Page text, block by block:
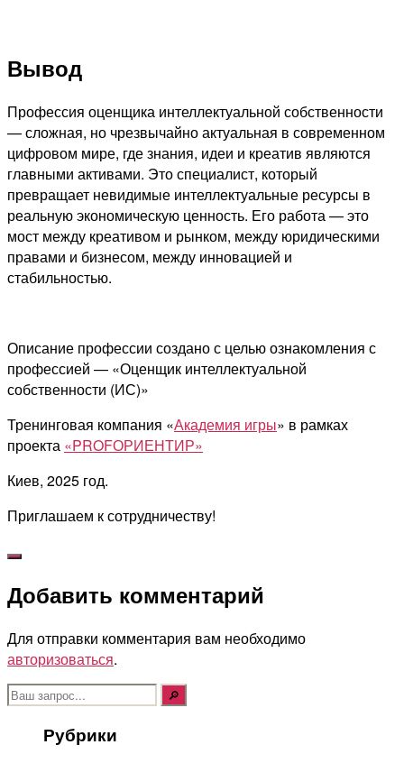
Вывод
Профессия оценщика интеллектуальной собственности
— сложная, но чрезвычайно актуальная в современном
цифровом мире, где знания, идеи и креатив являются
главными активами. Это специалист, который
превращает невидимые интеллектуальные ресурсы в
реальную экономическую ценность. Его работа — это
мост между креативом и рынком, между юридическими
правами и бизнесом, между инновацией и
стабильностью.
Описание профессии создано с целью ознакомления с
профессией — «Оценщик интеллектуальной
собственности (ИС)»
Тренинговая компания «Академия игры» в рамках
проекта «PROFОРИЕНТИР»
Киев, 2025 год.
Приглашаем к сотрудничеству!
Добавить комментарий
Для отправки комментария вам необходимо
авторизоваться.
Поиск:
Рубрики